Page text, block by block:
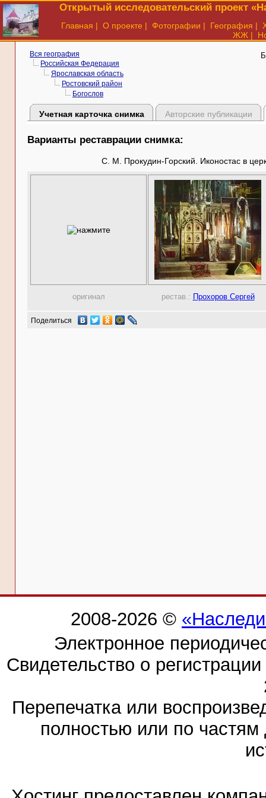
Открытый исследовательский проект
Главная | О проекте | Фотографии | География |
ЖЖ |
Вся география
Российская Федерация
Ярославская область
Ростовский район
Богослов
Учетная карточка снимка Авторские публикации
Варианты реставрации снимка:
С. М. Прокудин-Горский. Иконостас в
оригинал рестав.: Прохоров Сергей
Поделиться
2008-2026 ©
Электронное
Свидетельство о
Перепечатка или
полностью или по частям